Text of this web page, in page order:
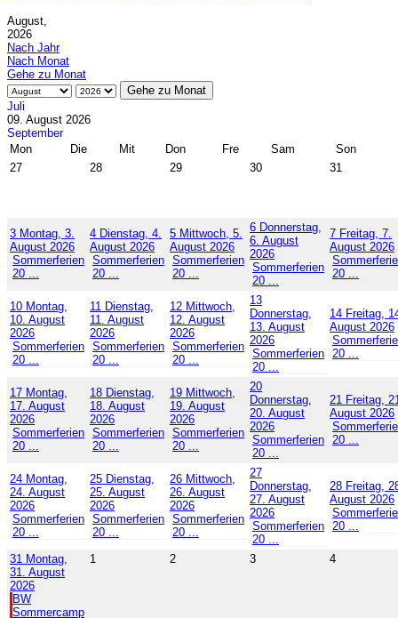
August,
2026
Nach Jahr
Nach Monat
Gehe zu Monat
Gehe zu Monat
Juli
09. August 2026
September
Mon
Die Mit Don Fre Sam
Son
27
28 29 30 31
3 Montag, 3.
August 2026
Sommerferien
20 ...
4 Dienstag, 4.
August 2026
Sommerferien
20 ...
5 Mittwoch, 5.
August 2026
Sommerferien
20 ...
6 Donnerstag,
6. August
2026
Sommerferien
20 ...
7 Freitag, 7.
August 2026
20 ...
10 Montag,
10. August
2026
Sommerferien
20 ...
11 Dienstag,
11. August
2026
Sommerferien
20 ...
12 Mittwoch,
12. August
2026
Sommerferien
20 ...
13
Donnerstag,
13. August
2026
Sommerferien
20 ...
14 Freitag,
August 2026
20 ...
17 Montag,
17. August
2026
Sommerferien
20 ...
18 Dienstag,
18. August
2026
Sommerferien
20 ...
19 Mittwoch,
19. August
2026
Sommerferien
20 ...
20
Donnerstag,
20. August
2026
Sommerferien
20 ...
21 Freitag,
August 2026
20 ...
24 Montag,
24. August
2026
Sommerferien
20 ...
25 Dienstag,
25. August
2026
Sommerferien
20 ...
26 Mittwoch,
26. August
2026
Sommerferien
20 ...
27
Donnerstag,
27. August
2026
Sommerferien
20 ...
28 Freitag,
August 2026
20 ...
31 Montag,
31. August
2026
BW
Sommercamp
1 2 3 4